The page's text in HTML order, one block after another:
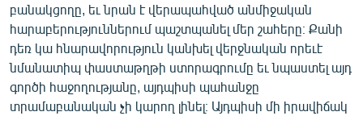
բանակցողը, եւ նրան է վերապահված անմիջական
հարաբերություններում պաշտպանել մեր շահերը։ Քանի
դեռ կա հնարավորություն կանխել վերջնական որեւէ
նմանատիպ փաստաթղթի ստորագրումը եւ նպաստել այդ
գործի հաջողությանը, այդպիսի պահանջը
տրամաբանական չի կարող լինել։ Այդպիսի մի իրավիճակ